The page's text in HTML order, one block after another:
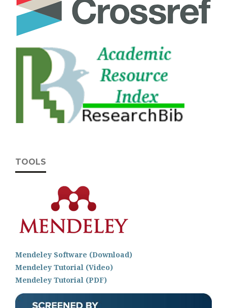
TOOLS
Mendeley Software (Download)
Mendeley Tutorial (Video)
Mendeley Tutorial (PDF)